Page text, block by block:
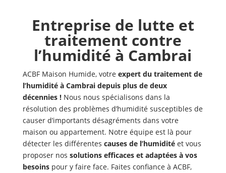
Entreprise de lutte et
traitement contre
l’humidité à Cambrai
ACBF Maison Humide, votreexpert du traitement de
l’humidité à Cambrai depuis plus de deux
décennies !Nous nous spécialisons dans la
résolution des problèmes d’humidité susceptibles de
causer d’importants désagréments dans votre
maison ou appartement. Notre équipe est là pour
détecter les différentes causes de l’humiditéet vous
proposer nos solutions efficaces et adaptées à vos
besoinspour y faire face. Faites confiance à ACBF,